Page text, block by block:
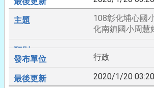
108彰化埔心國
化南鎮國小周慧
行政
2020/1/20 03:20